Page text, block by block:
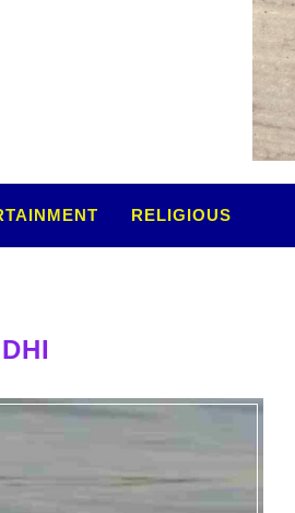
RELIGIOUS